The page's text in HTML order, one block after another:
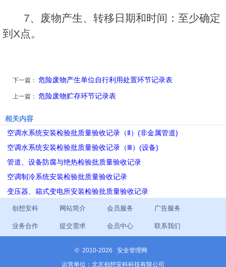
7、废物产生、转移日期和时间：至少确定
到X点。
下一篇： 危险废物产生单位自行利用处置环节记录表
上一篇： 危险废物贮存环节记录表
相关内容
空调水系统安装检验批质量验收记录（Ⅱ）(非金属管道)
空调水系统安装检验批质量验收记录（Ⅲ）(设备)
管道、设备防腐与绝热检验批质量验收记录
空调制冷系统安装检验批质量验收记录
变压器、箱式变电所安装检验批质量验收记录
创想安科 网站简介 会员服务 广告服务
业务合作 提交需求 会员中心 联系我们
© 2010-2026 安全管理网
运营单位：北京创想安科科技有限公司